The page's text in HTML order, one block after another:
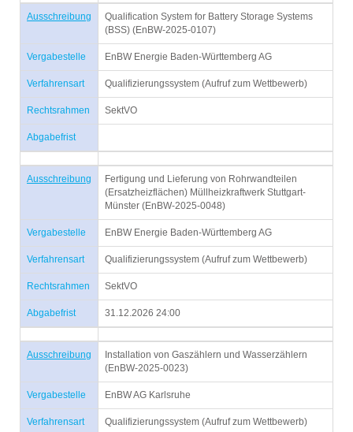
Ausschreibung
Qualification System for Battery Storage Systems
(BSS) (EnBW-2025-0107)
Vergabestelle EnBW Energie Baden-Württemberg AG
Verfahrensart Qualifizierungssystem (Aufruf zum Wettbewerb)
Rechtsrahmen SektVO
Abgabefrist
Ausschreibung
Fertigung und Lieferung von Rohrwandteilen
(Ersatzheizflächen) Müllheizkraftwerk Stuttgart-
Münster (EnBW-2025-0048)
Vergabestelle EnBW Energie Baden-Württemberg AG
Verfahrensart Qualifizierungssystem (Aufruf zum Wettbewerb)
Rechtsrahmen SektVO
Abgabefrist 31.12.2026 24:00
Ausschreibung
Installation von Gaszählern und Wasserzählern
(EnBW-2025-0023)
Vergabestelle EnBW AG Karlsruhe
Verfahrensart Qualifizierungssystem (Aufruf zum Wettbewerb)